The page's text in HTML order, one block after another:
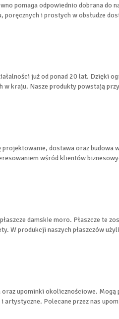
pomaga odpowiednio dobrana
i prostych w obsłudze
już od ponad 20 lat. Dzięki
kraju. Nasze produkty powstają
dostawa oraz budowa
wśród klientów
damskie moro. Płaszcze te
W produkcji naszych płaszczów
upominki okolicznościowe.
artystyczne. Polecane przez nas